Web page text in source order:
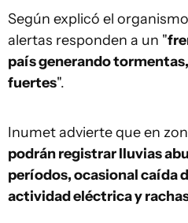
Según explicó el
alertas responden a un "
país generando
fuertes".
Inumet advierte que en
podrán registrar lluvias
períodos, ocasional caída
actividad eléctrica y